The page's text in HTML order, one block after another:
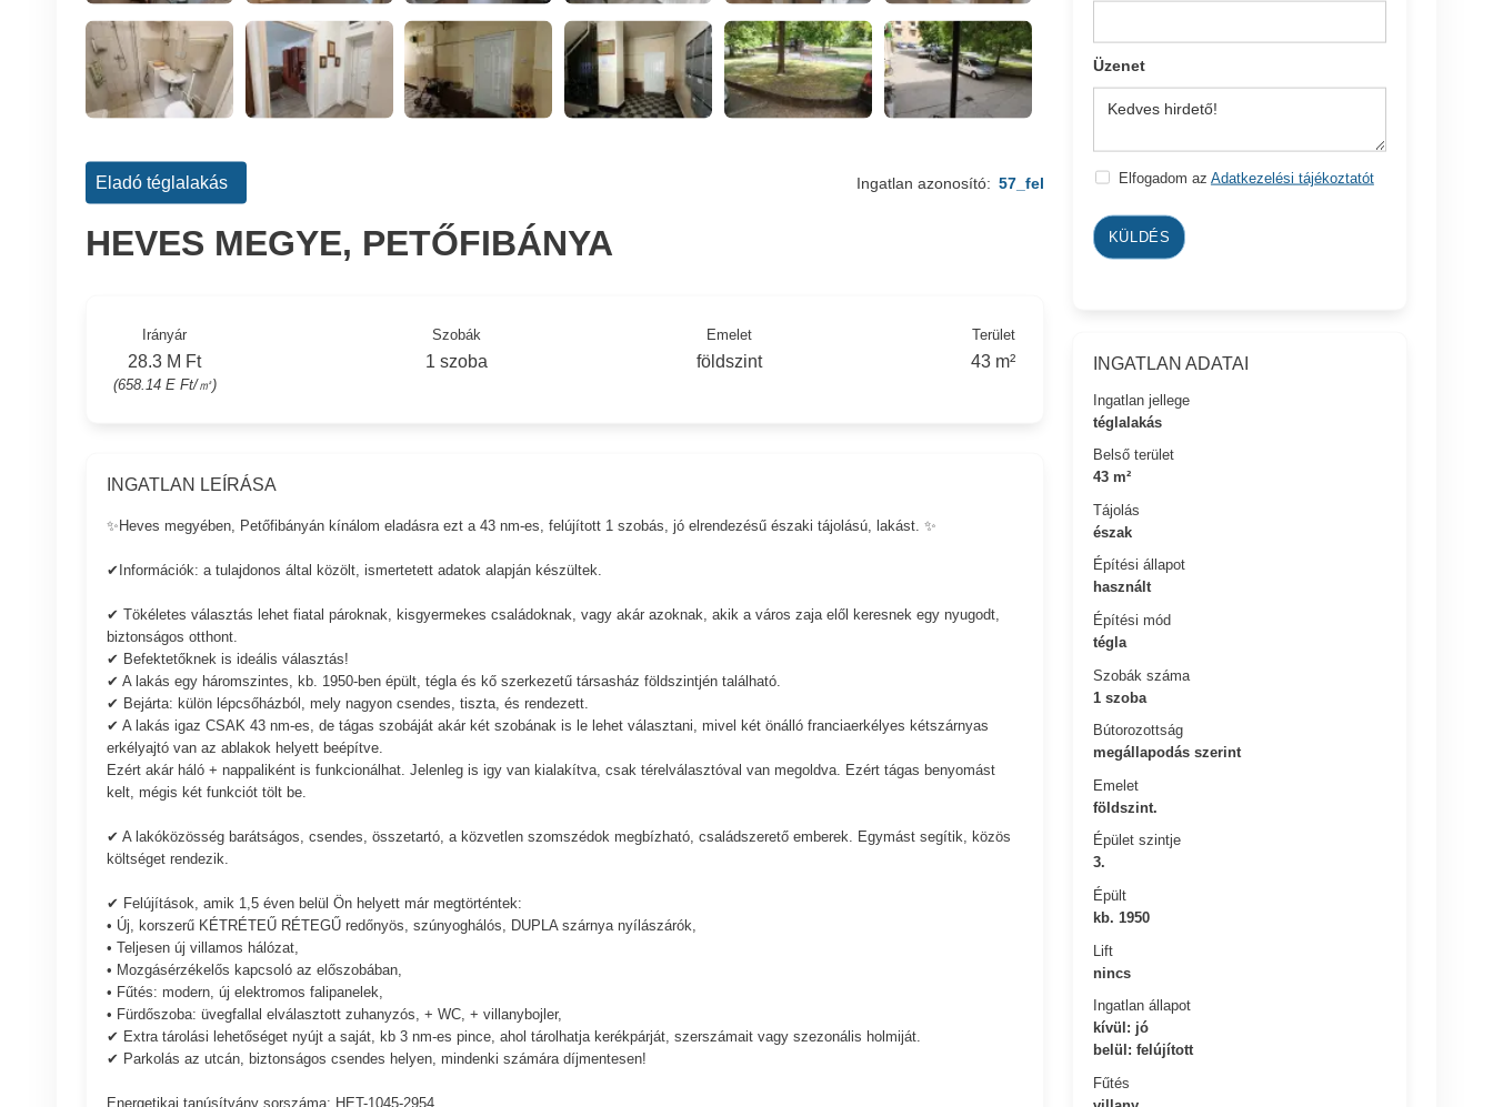
Üzenet
Elfogadom az Adatkezelési tájékoztatót
KÜLDÉS
INGATLAN ADATAI
Ingatlan jellege
téglalakás
Belső terület
43 m²
Tájolás
észak
Építési állapot
használt
Építési mód
tégla
Szobák száma
1 szoba
Bútorozottság
megállapodás szerint
Emelet
földszint.
Épület szintje
3.
Épült
kb. 1950
Lift
nincs
Ingatlan állapot
kívül: jó
belül: felújított
Fűtés
Eladó téglalakás Ingatlan azonosító: 57_fel
HEVES MEGYE, PETŐFIBÁNYA
Irányár
28.3 M Ft
(658.14 E Ft/㎡)
Szobák
1 szoba
Emelet
földszint
Terület
43 m²
INGATLAN LEÍRÁSA
✨Heves megyében, Petőfibányán kínálom eladásra ezt a 43 nm-es, felújított 1 szobás, jó elrendezésű északi tájolású, lakást. ✨
✔Információk: a tulajdonos által közölt, ismertetett adatok alapján készültek.
✔ Tökéletes választás lehet fiatal pároknak, kisgyermekes családoknak, vagy akár azoknak, akik a város zaja elől keresnek egy nyugodt,
biztonságos otthont.
✔ Befektetőknek is ideális választás!
✔ A lakás egy háromszintes, kb. 1950-ben épült, tégla és kő szerkezetű társasház földszintjén található.
✔ Bejárta: külön lépcsőházból, mely nagyon csendes, tiszta, és rendezett.
✔ A lakás igaz CSAK 43 nm-es, de tágas szobáját akár két szobának is le lehet választani, mivel két önálló franciaerkélyes kétszárnyas
erkélyajtó van az ablakok helyett beépítve.
Ezért akár háló + nappaliként is funkcionálhat. Jelenleg is igy van kialakítva, csak térelválasztóval van megoldva. Ezért tágas benyomást
kelt, mégis két funkciót tölt be.
✔ A lakóközösség barátságos, csendes, összetartó, a közvetlen szomszédok megbízható, családszerető emberek. Egymást segítik, közös
költséget rendezik.
✔ Felújítások, amik 1,5 éven belül Ön helyett már megtörténtek:
• Új, korszerű KÉTRÉTEŰ RÉTEGŰ redőnyös, szúnyoghálós, DUPLA szárnya nyílászárók,
• Teljesen új villamos hálózat,
• Mozgásérzékelős kapcsoló az előszobában,
• Fűtés: modern, új elektromos falipanelek,
• Fürdőszoba: üvegfallal elválasztott zuhanyzós, + WC, + villanybojler,
✔ Extra tárolási lehetőséget nyújt a saját, kb 3 nm-es pince, ahol tárolhatja kerékpárját, szerszámait vagy szezonális holmiját.
✔ Parkolás az utcán, biztonságos csendes helyen, mindenki számára díjmentesen!
Energetikai tanúsítvány sorszáma: HET-1045-2954